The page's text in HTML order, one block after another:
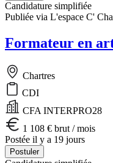
Candidature simplifiée
Publiée via L'espace C'
Formateur en
Chartres
CDI
CFA INTERPRO28
1 108 € brut / mois
Postée il y a 19 jours
Postuler